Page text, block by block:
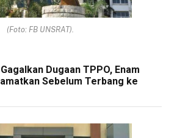
(Foto: FB UNSRAT).
Dugaan TPPO, Enam
Sebelum Terbang ke